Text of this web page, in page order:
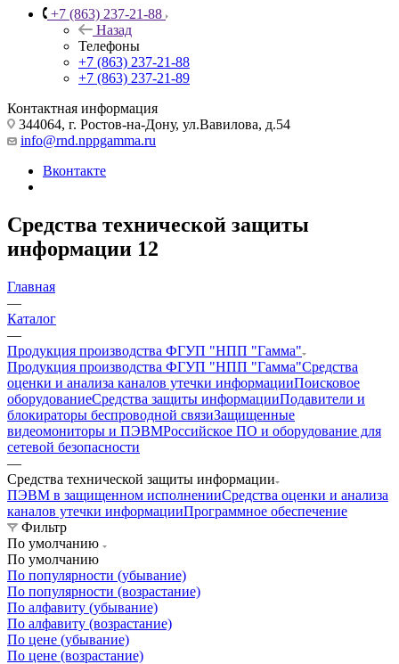
+7 (863) 237-21-88
Назад
Телефоны
+7 (863) 237-21-88
+7 (863) 237-21-89
Контактная информация
344064, г. Ростов-на-Дону, ул.Вавилова, д.54
info@rnd.nppgamma.ru
Вконтакте
Средства технической защиты
информации 12
Главная
—
Каталог
—
Продукция производства ФГУП "НПП "Гамма"
Продукция производства ФГУП "НПП "Гамма"Средства
оценки и анализа каналов утечки информацииПоисковое
оборудованиеСредства защиты информацииПодавители и
блокираторы беспроводной связиЗащищенные
видеомониторы и ПЭВМРоссийское ПО и оборудование для
сетевой безопасности
—
Средства технической защиты информации
ПЭВМ в защищенном исполненииСредства оценки и анализа
каналов утечки информацииПрограммное обеспечение
Фильтр
По умолчанию
По умолчанию
По популярности (убывание)
По популярности (возрастание)
По алфавиту (убывание)
По алфавиту (возрастание)
По цене (убывание)
По цене (возрастание)